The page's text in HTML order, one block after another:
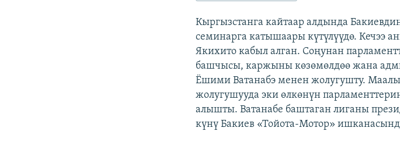
Кыргызстанга кайтаар алдында
семинарга катышаары күтүлүүдө. Кечээ
Якихито кабыл алган. Соңунан
башчысы, каржыны көзөмөлдөө жана
Ёшими Ватанабэ менен жолугушту.
жолугушууда эки өлкөнүн
алышты. Ватанабе баштаган лиганы
күнү Бакиев «Тойота-Мотор»